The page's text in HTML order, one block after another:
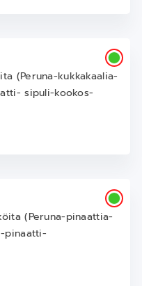
(Peruna-kukkakaalia-
sipuli-kookos-
(Peruna-pinaattia-
pinaatti-